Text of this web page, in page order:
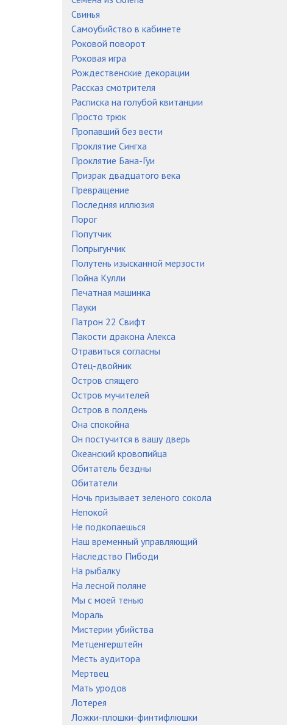
Свинья
Самоубийство в кабинете
Роковой поворот
Роковая игра
Рождественские декорации
Рассказ смотрителя
Расписка на голубой квитанции
Просто трюк
Пропавший без вести
Проклятие Сингха
Проклятие Бана-Гуи
Призрак двадцатого века
Превращение
Последняя иллюзия
Порог
Попутчик
Попрыгунчик
Полутень изысканной мерзости
Пойна Кулли
Печатная машинка
Пауки
Патрон 22 Свифт
Пакости дракона Алекса
Отравиться согласны
Отец-двойник
Остров спящего
Остров мучителей
Остров в полдень
Она спокойна
Он постучится в вашу дверь
Океанский кровопийца
Обитатель бездны
Обитатели
Ночь призывает зеленого сокола
Непокой
Не подкопаешься
Наш временный управляющий
Наследство Пибоди
На рыбалку
На лесной поляне
Мы с моей тенью
Мораль
Мистерии убийства
Метценгерштейн
Месть аудитора
Мертвец
Мать уродов
Лотерея
Ложки-плошки-финтифлюшки